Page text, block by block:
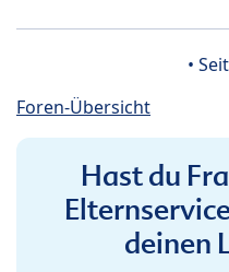
•
Foren-Übersicht
Hast du
deinen